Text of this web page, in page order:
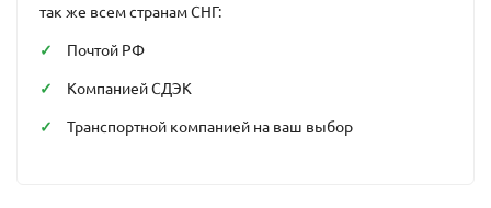
так же всем странам СНГ:
Почтой РФ
Компанией СДЭК
Транспортной компанией на ваш выбор